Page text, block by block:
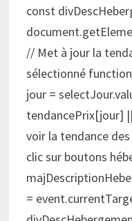
const
// Met à jour la
sélectionné
jour =
tendancePrix[jour]
voir la tendance
clic sur boutons
=